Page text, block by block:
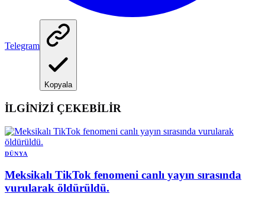
Telegram
Kopyala
İLGİNİZİ ÇEKEBİLİR
DÜNYA
Meksikalı TikTok fenomeni canlı yayın sırasında
vurularak öldürüldü.